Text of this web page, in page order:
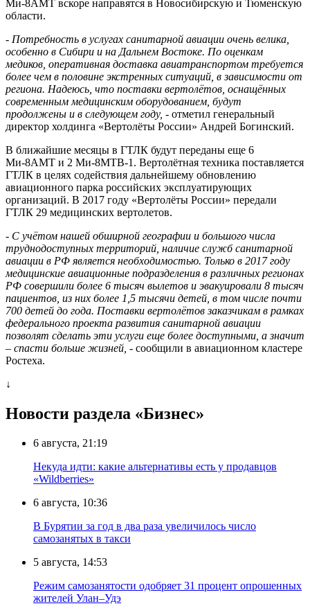
Ми-8АМТ вскоре направятся в Новосибирскую и Тюменскую
области.
- Потребность в услугах санитарной авиации очень велика,
особенно в Сибири и на Дальнем Востоке. По оценкам
медиков, оперативная доставка авиатранспортом требуется
более чем в половине экстренных ситуаций, в зависимости от
региона. Надеюсь, что поставки вертолётов, оснащённых
современным медицинским оборудованием, будут
продолжены и в следующем году, - отметил генеральный
директор холдинга «Вертолёты России» Андрей Богинский.
В ближайшие месяцы в ГТЛК будут переданы еще 6
Ми-8АМТ и 2 Ми-8МТВ-1. Вертолётная техника поставляется
ГТЛК в целях содействия дальнейшему обновлению
авиационного парка российских эксплуатирующих
организаций. В 2017 году «Вертолёты России» передали
ГТЛК 29 медицинских вертолетов.
- С учётом нашей обширной географии и большого числа
труднодоступных территорий, наличие служб санитарной
авиации в РФ является необходимостью. Только в 2017 году
медицинские авиационные подразделения в различных регионах
РФ совершили более 6 тысяч вылетов и эвакуировали 8 тысяч
пациентов, из них более 1,5 тысячи детей, в том числе почти
700 детей до года. Поставки вертолётов заказчикам в рамках
федерального проекта развития санитарной авиации
позволят сделать эти услуги еще более доступными, а значит
– спасти больше жизней, - сообщили в авиационном кластере
Ростеха.
↓
Новости раздела «Бизнес»
6 августа, 21:19
Некуда идти: какие альтернативы есть у продавцов
«Wildberries»
6 августа, 10:36
В Бурятии за год в два раза увеличилось число
самозанятых в такси
5 августа, 14:53
Режим самозанятости одобряет 31 процент опрошенных
жителей Улан–Удэ